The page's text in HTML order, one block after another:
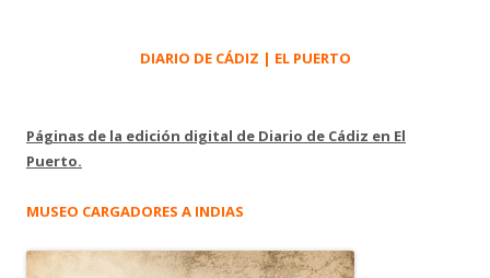
DIARIO DE CÁDIZ | EL PUERTO
Páginas de la edición digital de Diario de Cádiz en El
Puerto.
MUSEO CARGADORES A INDIAS